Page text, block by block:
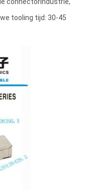
tooling tijd: 30-45